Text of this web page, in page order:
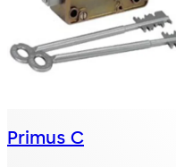
Primus C